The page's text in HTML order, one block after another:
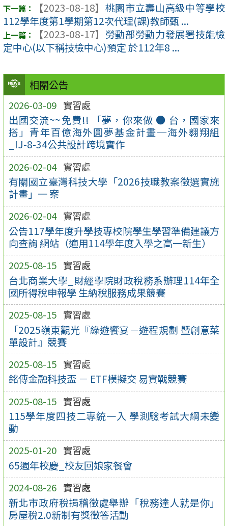
相關公告
2026-03-09 實習處
出國交流~~免費!! 「夢，你來做 ● 台，國家來
搭」青年百億海外圓夢基金計畫─海外翱翔組
_IJ-8-34公共設計跨境實作
2026-02-04 實習處
有關國立臺灣科技大學「2026技職教案徵選實施
計畫」一 案
2026-02-04 實習處
公告117學年度升學技專校院學生學習準備建議方
向查詢 網站（適用114學年度入學之高一新生）
2025-08-15 實習處
台北商業大學_財經學院財政稅務系辦理114年全
國所得稅申報學 生納稅服務成果競賽
2025-08-15 實習處
「2025嶺東觀光『綠遊饗宴－遊程規劃 暨創意菜
單設計』競賽
2025-08-15 實習處
銘傳金融科技盃 － ETF模擬交 易實戰競賽
2025-08-15 實習處
115學年度四技二專統一入 學測驗考試大綱未變
動
2025-01-20 實習處
65週年校慶_校友回娘家餐會
2024-08-26 實習處
新北市政府稅捐稽徵處舉辦「稅務達人就是你」
房屋稅2.0新制有獎徵答活動
【2023-08-18】 桃園市立壽山高級中等學校
112學年度第1學期第12次代理(課)教師甄 ...
【2023-08-17】 勞動部勞動力發展署技能檢
定中心(以下稱技檢中心)預定 於112年8 ...